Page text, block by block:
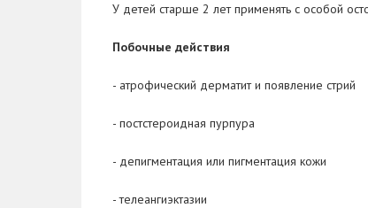
У детей старше 2 лет применять с особой
Побочные действия
- атрофический дерматит и появление стрий
- постстероидная пурпура
- депигментация или пигментация кожи
- телеангиэктазии